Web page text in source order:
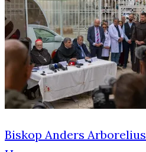
Biskop Anders